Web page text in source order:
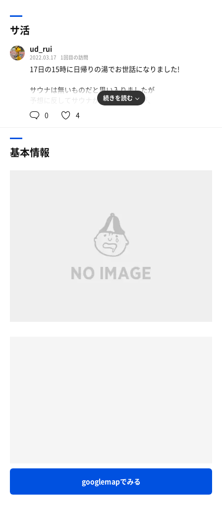
サ活
ud_rui
2022.03.17 1回目の訪問
17日の15時に日帰りの湯でお世話になりました!
サウナは無いものだと思い入りましたが
予想に反してサウナがありました！が、
サウナと言うより造成温泉(?)という感じでした。温度はそ
んなに高くないです。🌡
温泉オンリーのつもりでまた行きたいなと思います。♨
続きを読む
0 4
基本情報
googlemapでみる